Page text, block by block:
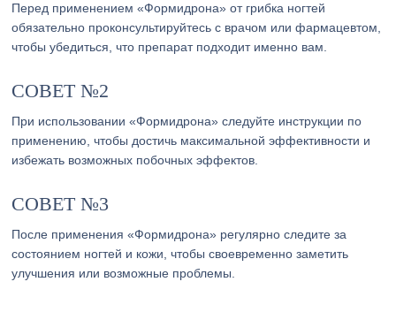
Перед применением «Формидрона» от грибка ногтей
обязательно проконсультируйтесь с врачом или фармацевтом,
чтобы убедиться, что препарат подходит именно вам.
СОВЕТ №2
При использовании «Формидрона» следуйте инструкции по
применению, чтобы достичь максимальной эффективности и
избежать возможных побочных эффектов.
СОВЕТ №3
После применения «Формидрона» регулярно следите за
состоянием ногтей и кожи, чтобы своевременно заметить
улучшения или возможные проблемы.